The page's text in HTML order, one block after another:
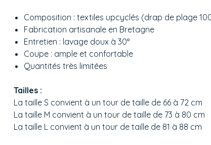
Composition : textiles upcyclés (drap de plage
Fabrication artisanale en Bretagne
Entretien : lavage doux à 30°
Coupe : ample et confortable
Quantités très limitées
Tailles :
La taille S convient à un tour de taille de 66 à 72 cm
La taille M convient à un tour de taille de 73 à 80 cm
La taille L convient à un tour de taille de 81 à 88 cm